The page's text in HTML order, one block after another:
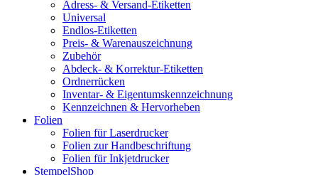
Adress- & Versand-Etiketten
Universal
Endlos-Etiketten
Preis- & Warenauszeichnung
Zubehör
Abdeck- & Korrektur-Etiketten
Ordnerrücken
Inventar- & Eigentumskennzeichnung
Kennzeichnen & Hervorheben
Folien
Folien für Laserdrucker
Folien zur Handbeschriftung
Folien für Inkjetdrucker
StempelShop